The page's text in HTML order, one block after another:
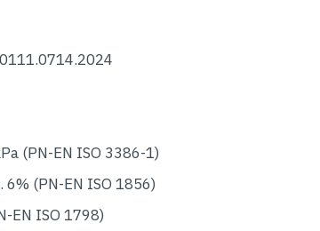
(PN-EN ISO 3386-1)
(PN-EN ISO 1856)
EN ISO 1798)